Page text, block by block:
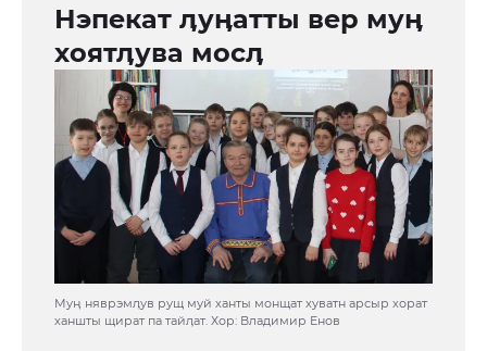
Нэпекат ӆуӊатты вер муӊ
хоятӆува мосӆ
Муӊ няврэмӆув рущ муй ханты монщат хуватн арсыр хорат
ханшты щират па тайӆат. Хор: Владимир Енов